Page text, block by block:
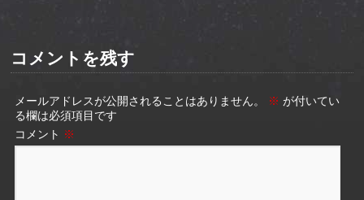
コメントを残す
メールアドレスが公開されることはありません。 ※ が付いてい
る欄は必須項目です
コメント ※